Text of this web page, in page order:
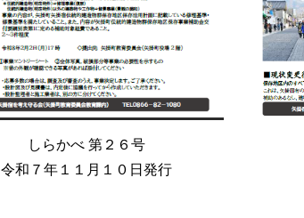
しらかべ 第２６号
令和７年１１月１０日発行